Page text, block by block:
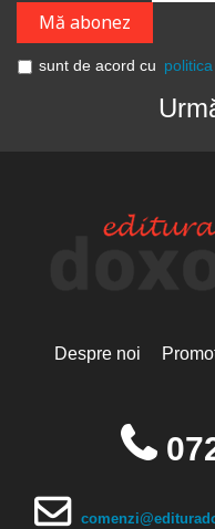
sunt de acord cu
Despre noi